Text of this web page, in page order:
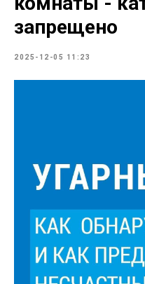
запрещено
2025-12-05 11:23